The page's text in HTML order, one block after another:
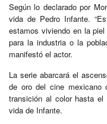
Según lo declarado por
vida de Pedro Infante.
estamos viviendo en la
para la industria o la
manifestó el actor.
La serie abarcará el
de oro del cine
transición al color hasta
vida de Infante.